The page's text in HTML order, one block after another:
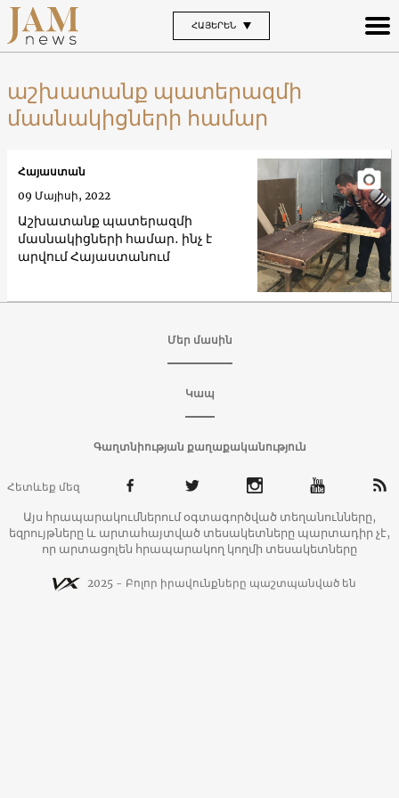
ՀԱՅԵՐԵՆ
աշխատանք պատերազմի
մասնակիցների համար
Աշխատանք պատերազմի
մասնակիցների համար․ ինչ է
արվում Հայաստանում
Հայաստան
09 Մայիսի, 2022
Մեր մասին
Կապ
Գաղտնիության քաղաքականություն
Հետևեք մեզ
Այս հրապարակումներում օգտագործված տեղանունները,
եզրույթները և արտահայտված տեսակետները պարտադիր չէ,
որ արտացոլեն հրապարակող կողմի տեսակետները
2025 - Բոլոր իրավունքները պաշտպանված են